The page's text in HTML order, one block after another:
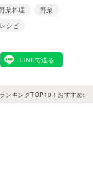
菜料理
野菜
シピ
ンキングTOP10！おすすめの